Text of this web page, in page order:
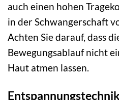
auch einen hohen
in der Schwangerschaft
Achten Sie darauf, dass
Bewegungsablauf nicht
Haut atmen lassen.